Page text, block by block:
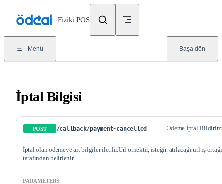
/Fiziki POS
Menü Başa dön
İptal Bilgisi
POST /callback/payment-cancelled Ödeme İptal
İptal olan ödemeye ait bilgiler iletilir.Url örnektir, isteğin atılacağı url iş ortağı
tarafından belirlenir.
PARAMETERS